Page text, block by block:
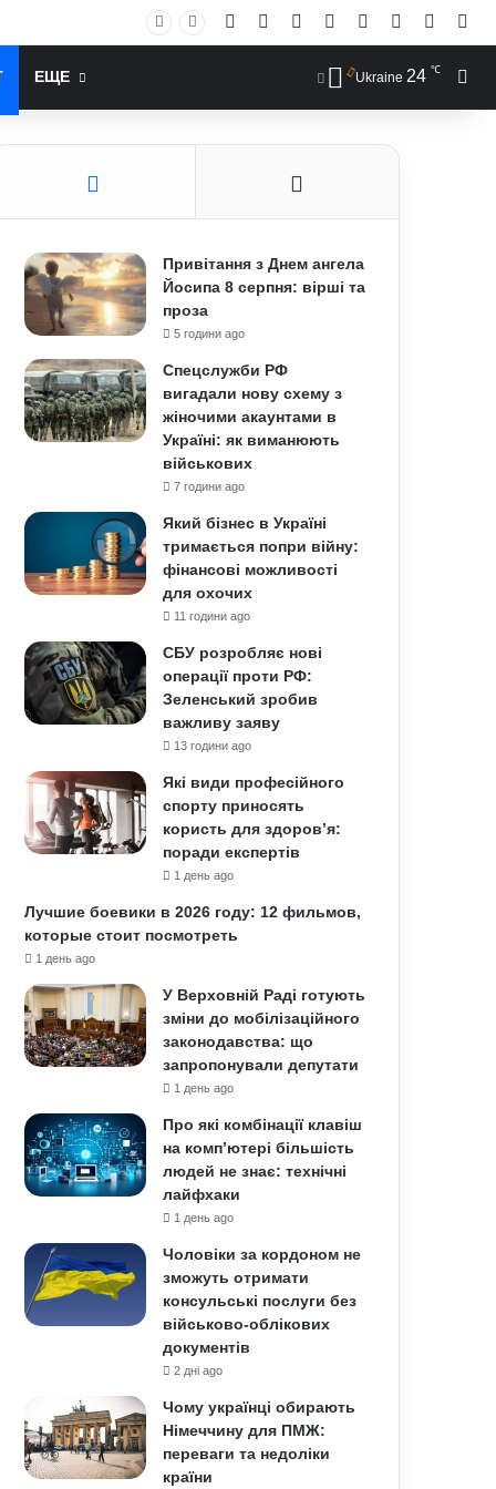
Facebook YouTubeInstagram
RSS Log In
ЕЩЕ Ukraine 24 ℃
Привітання з Днем ангела
Йосипа 8 серпня: вірші та
проза
5 години ago
Спецслужби РФ
вигадали нову схему з
жіночими акаунтами в
Україні: як виманюють
військових
7 години ago
Який бізнес в Україні
тримається попри війну:
фінансові можливості
для охочих
11 години ago
СБУ розробляє нові
операції проти РФ:
Зеленський зробив
важливу заяву
13 години ago
Які види професійного
спорту приносять
користь для здоров’я:
поради експертів
1 день ago
Лучшие боевики в 2026 году: 12 фильмов,
которые стоит посмотреть
1 день ago
У Верховній Раді готують
зміни до мобілізаційного
законодавства: що
запропонували депутати
1 день ago
Про які комбінації клавіш
на комп’ютері більшість
людей не знає: технічні
лайфхаки
1 день ago
Чоловіки за кордоном не
зможуть отримати
консульські послуги без
військово-облікових
документів
2 дні ago
Чому українці обирають
Німеччину для ПМЖ:
переваги та недоліки
країни